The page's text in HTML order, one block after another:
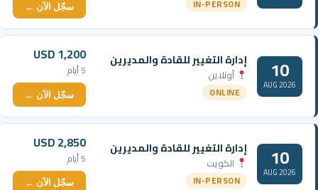
IN-PERSON سجّل الآن ←
10
AUG 2026
إدارة التغيير للقادة والمديرين
أونلاين
ONLINE
USD 1,200
5 أيام
سجّل الآن ←
10
AUG 2026
إدارة التغيير للقادة والمديرين
الكويت
IN-PERSON
USD 2,850
5 أيام
سجّل الآن ←